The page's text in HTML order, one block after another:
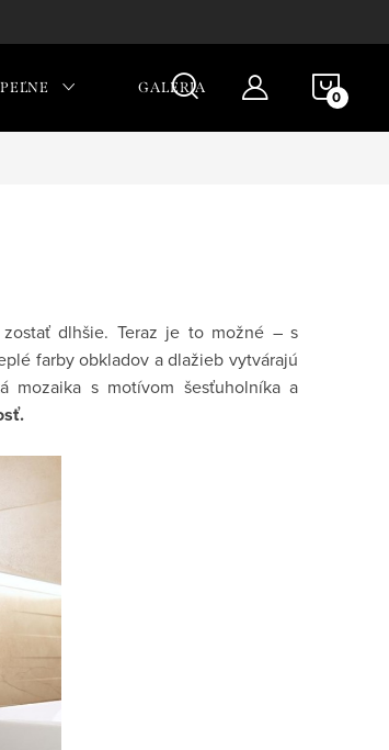
GALÉRIA
dlhšie. Teraz je to možné – s
farby obkladov a dlažieb vytvárajú
mozaika s motívom šesťuholníka a